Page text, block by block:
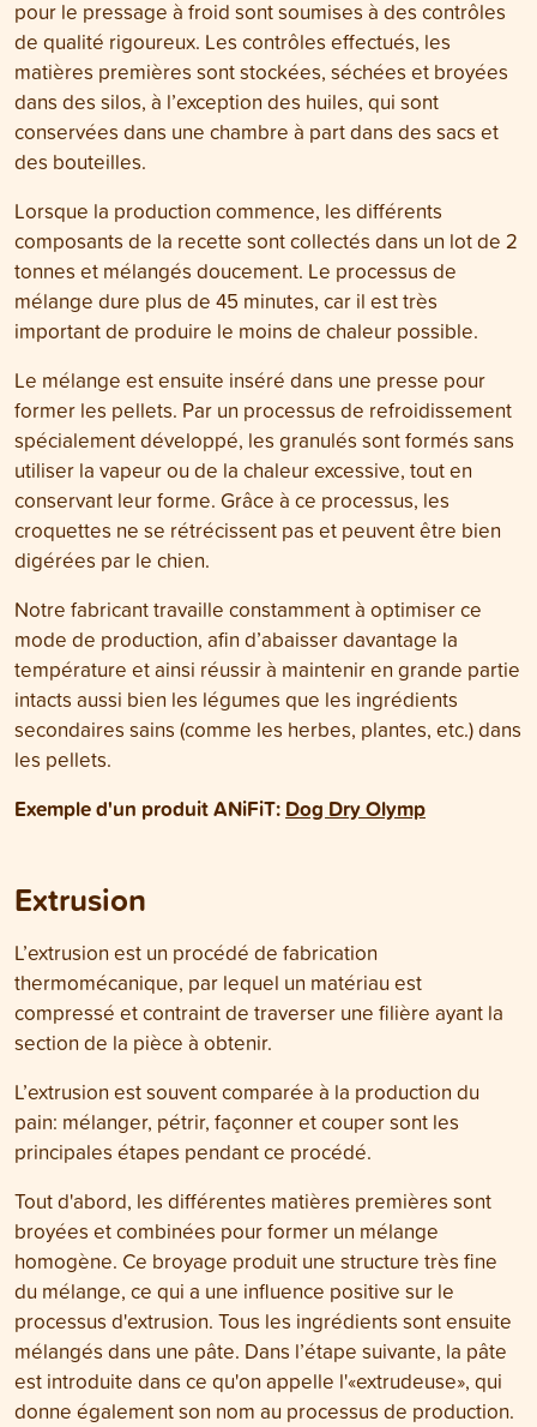
pour le pressage à froid sont soumises à des contrôles
de qualité rigoureux. Les contrôles effectués, les
matières premières sont stockées, séchées et broyées
dans des silos, à l’exception des huiles, qui sont
conservées dans une chambre à part dans des sacs et
des bouteilles.
Lorsque la production commence, les différents
composants de la recette sont collectés dans un lot de 2
tonnes et mélangés doucement. Le processus de
mélange dure plus de 45 minutes, car il est très
important de produire le moins de chaleur possible.
Le mélange est ensuite inséré dans une presse pour
former les pellets. Par un processus de refroidissement
spécialement développé, les granulés sont formés sans
utiliser la vapeur ou de la chaleur excessive, tout en
conservant leur forme. Grâce à ce processus, les
croquettes ne se rétrécissent pas et peuvent être bien
digérées par le chien.
Notre fabricant travaille constamment à optimiser ce
mode de production, afin d’abaisser davantage la
température et ainsi réussir à maintenir en grande partie
intacts aussi bien les légumes que les ingrédients
secondaires sains (comme les herbes, plantes, etc.) dans
les pellets.
Exemple d'un produit ANiFiT: Dog Dry Olymp
Extrusion
L’extrusion est un procédé de fabrication
thermomécanique, par lequel un matériau est
compressé et contraint de traverser une filière ayant la
section de la pièce à obtenir.
L’extrusion est souvent comparée à la production du
pain: mélanger, pétrir, façonner et couper sont les
principales étapes pendant ce procédé.
Tout d'abord, les différentes matières premières sont
broyées et combinées pour former un mélange
homogène. Ce broyage produit une structure très fine
du mélange, ce qui a une influence positive sur le
processus d'extrusion. Tous les ingrédients sont ensuite
mélangés dans une pâte. Dans l’étape suivante, la pâte
est introduite dans ce qu'on appelle l'«extrudeuse», qui
donne également son nom au processus de production.